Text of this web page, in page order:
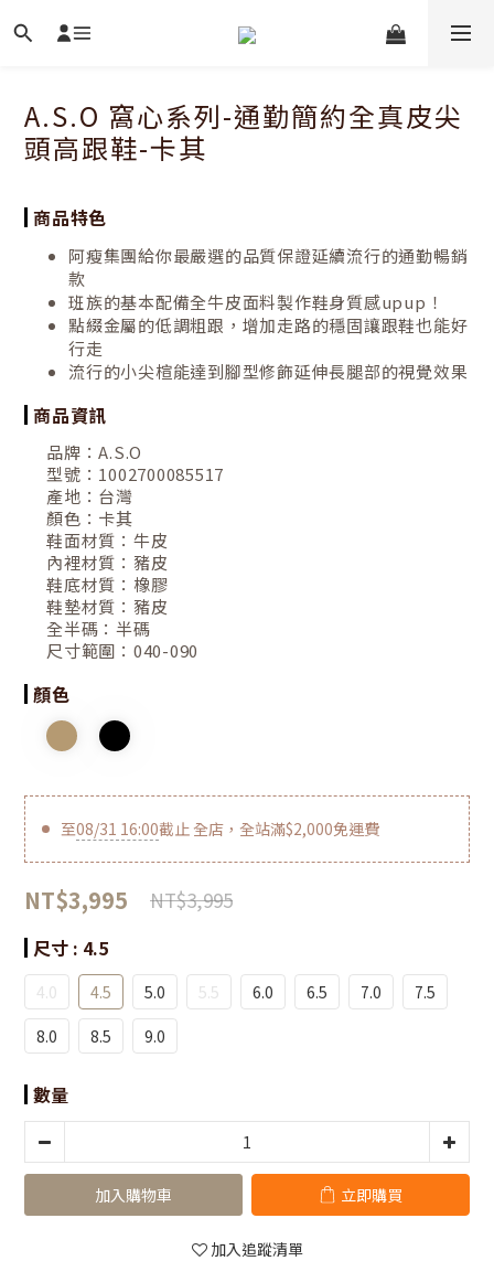
A.S.O 窩心系列-通勤簡約全真皮尖
頭高跟鞋-卡其
商品特色
阿瘦集團給你最嚴選的品質保證延續流行的通勤暢銷
款
班族的基本配備全牛皮面料製作鞋身質感upup！
點綴金屬的低調粗跟，增加走路的穩固讓跟鞋也能好
行走
流行的小尖楦能達到腳型修飾延伸長腿部的視覺效果
商品資訊
品牌：A.S.O
型號： 1002700085517
產地： 台灣
顏色： 卡其
鞋面材質： 牛皮
內裡材質： 豬皮
鞋底材質： 橡膠
鞋墊材質： 豬皮
全半碼： 半碼
尺寸範圍： 040-090
顏色
至08/31 16:00截止 全店，全站滿$2,000免運費
NT$3,995 NT$3,995
尺寸 : 4.5
4.0 4.5 5.0 5.5 6.0 6.5 7.0
7.5
8.0
8.5 9.0
數量
加入購物車 立即購買
加入追蹤清單